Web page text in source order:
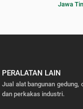
Jawa
PERALATAN LAIN
Jual alat bangunan
dan perkakas industri.